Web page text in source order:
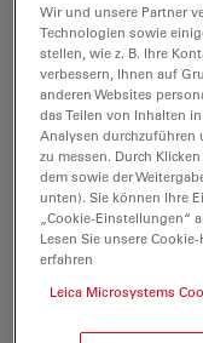
Das bin ich
Akademischer
Vorname
Wir und unsere Partner
Technologien sowie
stellen, wie z. B. Ihre
verbessern, Ihnen auf
anderen Websites
das Teilen von Inhalten
Analysen durchzuführen
zu messen. Durch
dem sowie der
unten). Sie können Ihre
„Cookie-Einstellungen“
Lesen Sie unsere
erfahren
Leica Microsystems